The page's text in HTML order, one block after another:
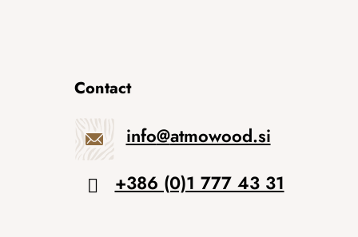
Contact
info@atmowood.si
+386 (0)1 777 43 31